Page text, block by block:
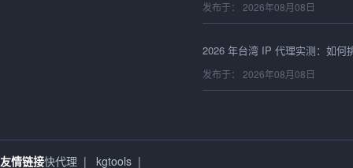
发布于： 2026年08月08日
发布于： 2026年08月08日
发布于： 2026年08月08日
友情链接快代理 | kgtools |